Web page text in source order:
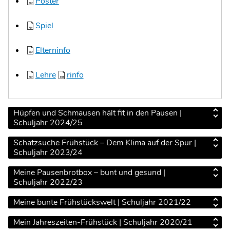
Spiel
Elterninfo
Lehre rinfo
Hüpfen und Schmausen hält fit in den Pausen |
Schuljahr 2024/25
Schatzsuche Frühstück – Dem Klima auf der Spur |
Schuljahr 2023/24
Meine Pausenbrotbox – bunt und gesund |
Schuljahr 2022/23
Meine bunte Frühstückswelt | Schuljahr 2021/22
Mein Jahreszeiten-Frühstück | Schuljahr 2020/21